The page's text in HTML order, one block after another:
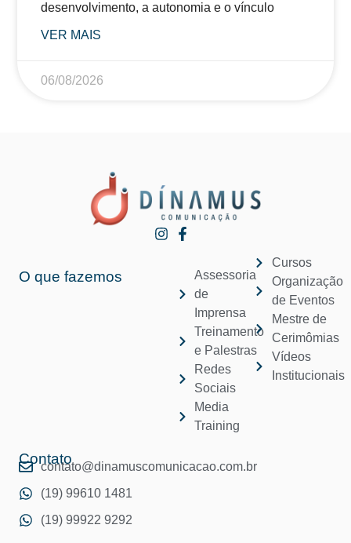
desenvolvimento, a autonomia e o vínculo
VER MAIS
06/08/2026
O que fazemos
Assessoria
de
Imprensa
Treinamento
e Palestras
Redes
Sociais
Media
Training
Cursos
Organização
de Eventos
Mestre de
Cerimômias
Vídeos
Institucionais
Contato
contato@dinamuscomunicacao.com.br
(19) 99610 1481
(19) 99922 9292